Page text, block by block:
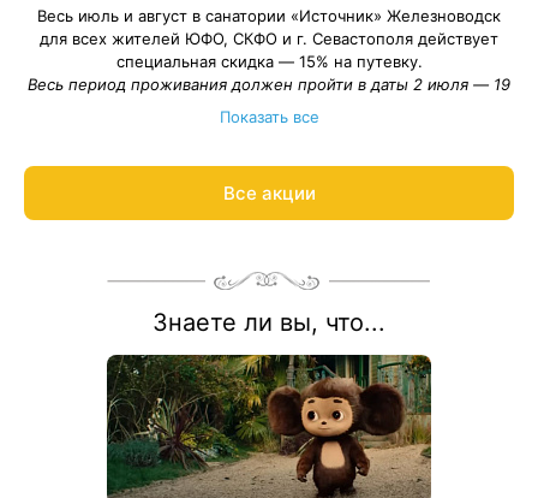
Весь июль и август в санатории «Источник» Железноводск
для всех жителей ЮФО, СКФО и г. Севастополя действует
специальная скидка — 15% на путевку.
Весь период проживания должен пройти в даты 2 июля — 19
сентября 2026.
Рассчитаем цену со скидкой и забронируем отдых по
Показать все
Все акции
Знаете ли вы, что...